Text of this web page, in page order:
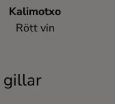
Kalimotxo
Rött vin
gillar